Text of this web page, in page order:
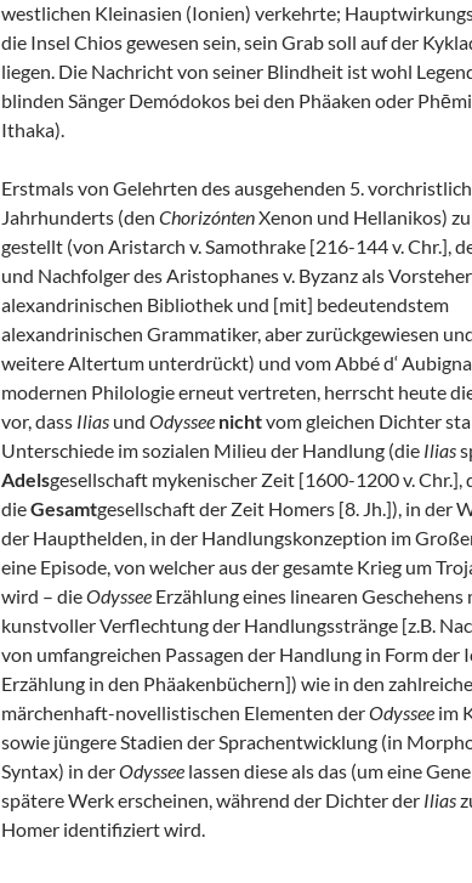
westlichen Kleinasien (Ionien) verkehrte;
die Insel Chios gewesen sein, sein Grab soll auf der
liegen. Die Nachricht von seiner Blindheit ist wohl
blinden Sänger Demódokos bei den Phäaken oder
Ithaka).
Erstmals von Gelehrten des ausgehenden 5.
Jahrhunderts (den ChorizóntenXenon und Hellanikos)
gestellt (von Aristarch v. Samothrake [216-144 v. Chr.],
und Nachfolger des Aristophanes v. Byzanz als
alexandrinischen Bibliothek und [mit] bedeutendstem
alexandrinischen Grammatiker, aber zurückgewiesen
weitere Altertum unterdrückt) und vom Abbé d‘
modernen Philologie erneut vertreten, herrscht heute
vor, dass Ilias und Odyssee nichtvom gleichen Dichter
Unterschiede im sozialen Milieu der Handlung (die Ilias
Adelsgesellschaft mykenischer Zeit [1600-1200 v. Chr.],
dieGesamtgesellschaft der Zeit Homers [8. Jh.]), in der
der Haupthelden, in der Handlungskonzeption im
eine Episode, von welcher aus der gesamte Krieg um
wird – dieOdyssee Erzählung eines linearen Geschehens
kunstvoller Verflechtung der Handlungsstränge [z.B.
von umfangreichen Passagen der Handlung in Form der
Erzählung in den Phäakenbüchern]) wie in den
märchenhaft-novellistischen Elementen derOdyssee im
sowie jüngere Stadien der Sprachentwicklung (in
Syntax) in derOdyssee lassen diese als das (um eine
spätere Werk erscheinen, während der Dichter der Ilias
Homer identifiziert wird.